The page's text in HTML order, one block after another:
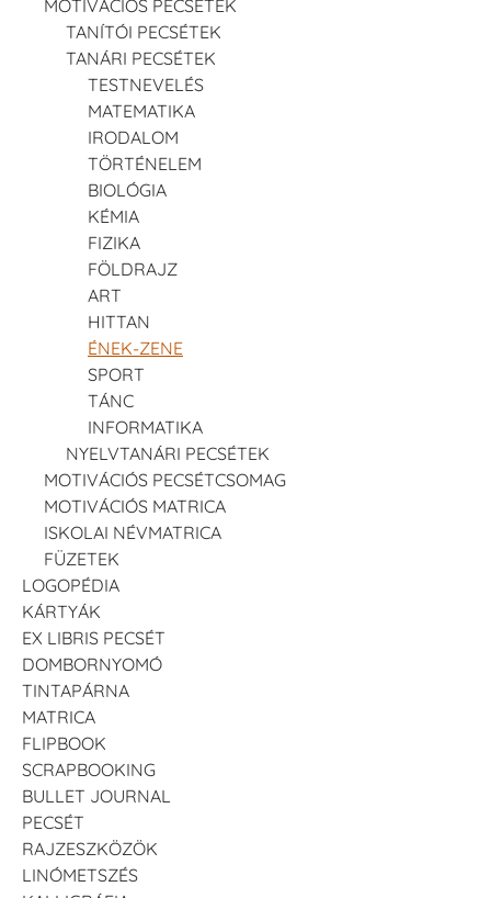
MOTIVÁCIÓS PECSÉTEK
TANÍTÓI PECSÉTEK
TANÁRI PECSÉTEK
TESTNEVELÉS
MATEMATIKA
IRODALOM
TÖRTÉNELEM
BIOLÓGIA
KÉMIA
FIZIKA
FÖLDRAJZ
ART
HITTAN
ÉNEK-ZENE
SPORT
TÁNC
INFORMATIKA
NYELVTANÁRI PECSÉTEK
MOTIVÁCIÓS PECSÉTCSOMAG
MOTIVÁCIÓS MATRICA
ISKOLAI NÉVMATRICA
FÜZETEK
LOGOPÉDIA
KÁRTYÁK
EX LIBRIS PECSÉT
DOMBORNYOMÓ
TINTAPÁRNA
MATRICA
FLIPBOOK
SCRAPBOOKING
BULLET JOURNAL
PECSÉT
RAJZESZKÖZÖK
LINÓMETSZÉS